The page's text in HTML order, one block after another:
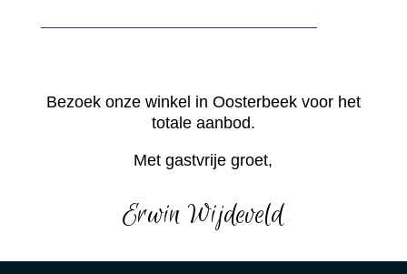
Bezoek onze winkel in Oosterbeek voor het
totale aanbod.
Met gastvrije groet,
Erwin Wijdeveld